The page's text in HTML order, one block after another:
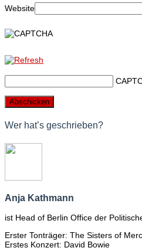
Website
Wer hat’s geschrieben?
Anja Kathmann
ist Head of Berlin Office der
Erster Tonträger: The Sisters of
Erstes Konzert: David Bowie